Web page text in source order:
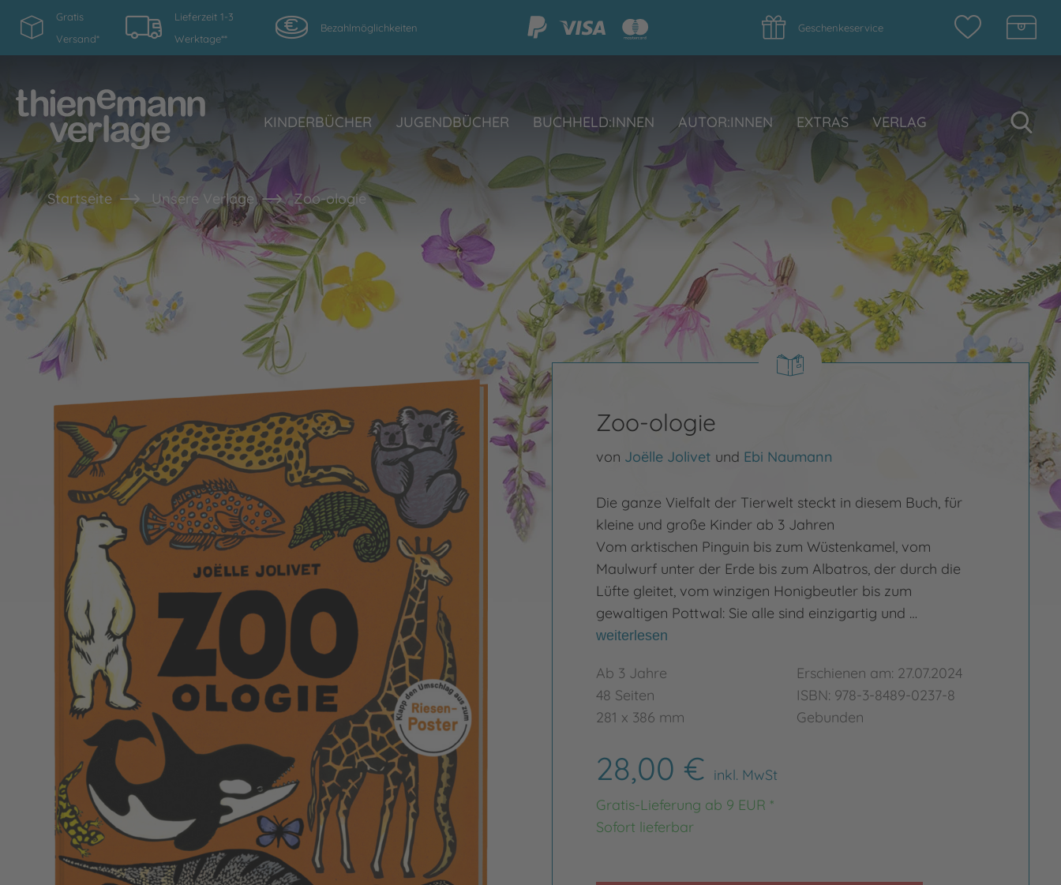
Gratis
Versand*
Lieferzeit 1-3
Werktage**
Bezahlmöglichkeiten Geschenkeservice
KINDERBÜCHER JUGENDBÜCHER BUCHHELD:INNEN AUTOR:INNEN EXTRAS VERLAG
Startseite Unsere Verlage Zoo-ologie
Zoo-ologie
von Joëlle Jolivet und Ebi Naumann
Die ganze Vielfalt der Tierwelt steckt in diesem Buch, für
kleine und große Kinder ab 3 Jahren
Vom arktischen Pinguin bis zum Wüstenkamel, vom
Maulwurf unter der Erde bis zum Albatros, der durch die
Lüfte gleitet, vom winzigen Honigbeutler bis zum
gewaltigen Pottwal: Sie alle sind einzigartig und …
weiterlesen
Ab 3 Jahre
48 Seiten
281 x 386 mm
Erschienen am: 27.07.2024
ISBN: 978-3-8489-0237-8
Gebunden
28,00 € inkl. MwSt
Gratis-Lieferung ab 9 EUR *
Sofort lieferbar